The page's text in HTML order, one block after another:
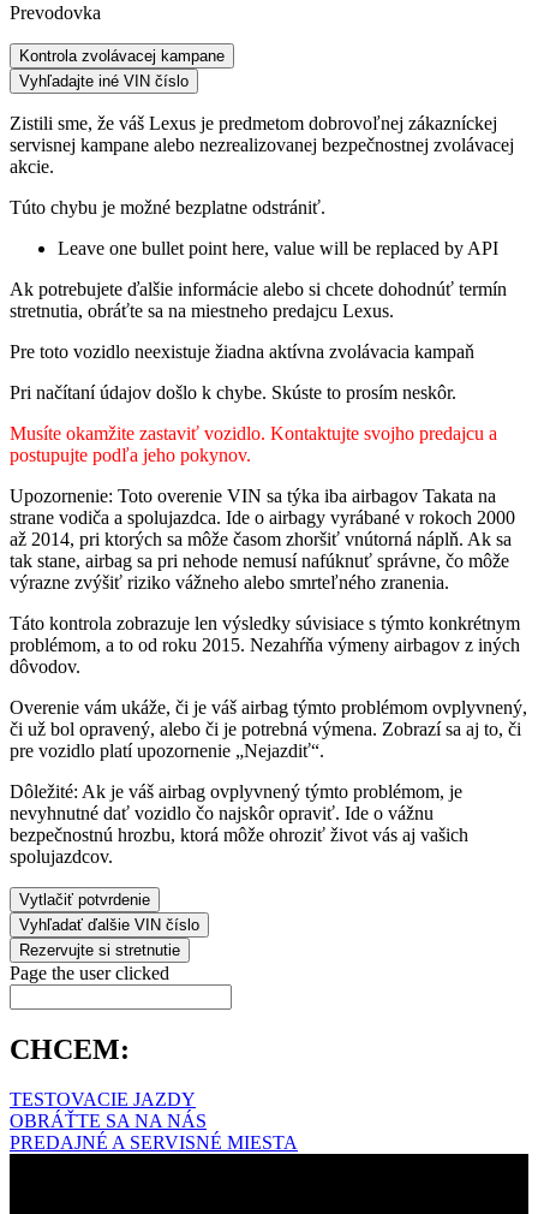
Prevodovka
Kontrola zvolávacej kampane
Vyhľadajte iné VIN číslo
Zistili sme, že váš Lexus je predmetom dobrovoľnej zákazníckej
servisnej kampane alebo nezrealizovanej bezpečnostnej zvolávacej
akcie.
Túto chybu je možné bezplatne odstrániť.
Leave one bullet point here, value will be replaced by API
Ak potrebujete ďalšie informácie alebo si chcete dohodnúť termín
stretnutia, obráťte sa na miestneho predajcu Lexus.
Pre toto vozidlo neexistuje žiadna aktívna zvolávacia kampaň
Pri načítaní údajov došlo k chybe. Skúste to prosím neskôr.
Musíte okamžite zastaviť vozidlo. Kontaktujte svojho predajcu a
postupujte podľa jeho pokynov.
Upozornenie: Toto overenie VIN sa týka iba airbagov Takata na
strane vodiča a spolujazdca. Ide o airbagy vyrábané v rokoch 2000
až 2014, pri ktorých sa môže časom zhoršiť vnútorná náplň. Ak sa
tak stane, airbag sa pri nehode nemusí nafúknuť správne, čo môže
výrazne zvýšiť riziko vážneho alebo smrteľného zranenia.
Táto kontrola zobrazuje len výsledky súvisiace s týmto konkrétnym
problémom, a to od roku 2015. Nezahŕňa výmeny airbagov z iných
dôvodov.
Overenie vám ukáže, či je váš airbag týmto problémom ovplyvnený,
či už bol opravený, alebo či je potrebná výmena. Zobrazí sa aj to, či
pre vozidlo platí upozornenie „Nejazdiť“.
Dôležité: Ak je váš airbag ovplyvnený týmto problémom, je
nevyhnutné dať vozidlo čo najskôr opraviť. Ide o vážnu
bezpečnostnú hrozbu, ktorá môže ohroziť život vás aj vašich
spolujazdcov.
Vytlačiť potvrdenie
Vyhľadať ďalšie VIN číslo
Rezervujte si stretnutie
Page the user clicked
CHCEM:
TESTOVACIE JAZDY
OBRÁŤTE SA NA NÁS
PREDAJNÉ A SERVISNÉ MIESTA